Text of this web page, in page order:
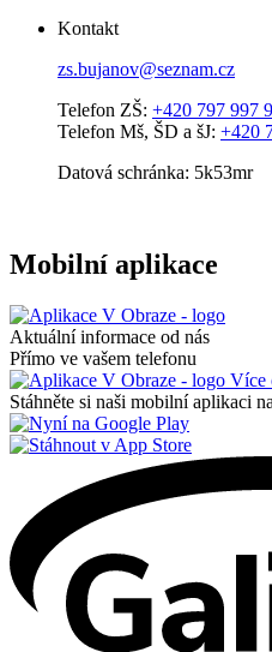
Kontakt
zs.bujanov@seznam.cz
Telefon ZŠ: +420 797 997
Telefon Mš, ŠD a šJ: +420
Datová schránka: 5k53mr
Mobilní aplikace
Aktuální informace od nás
Přímo ve vašem telefonu
Více
Stáhněte si naši mobilní aplikaci na